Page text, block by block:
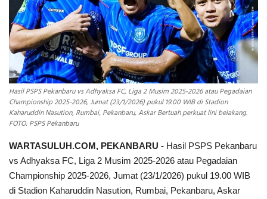
Hasil PSPS Pekanbaru vs Adhyaksa FC, Liga 2 Musim 2025-2026 atau Pegadaian
Championship 2025-2026, Jumat (23/1/2026) pukul 19.00 WIB di Stadion
Kaharuddin Nasution, Rumbai, Pekanbaru, Askar Bertuah perkuat lini belakang.
FOTO: PSPS Pekanbaru
WARTASULUH.COM, PEKANBARU - Hasil PSPS Pekanbaru
vs Adhyaksa FC, Liga 2 Musim 2025-2026 atau Pegadaian
Championship 2025-2026, Jumat (23/1/2026) pukul 19.00 WIB
di Stadion Kaharuddin Nasution, Rumbai, Pekanbaru, Askar